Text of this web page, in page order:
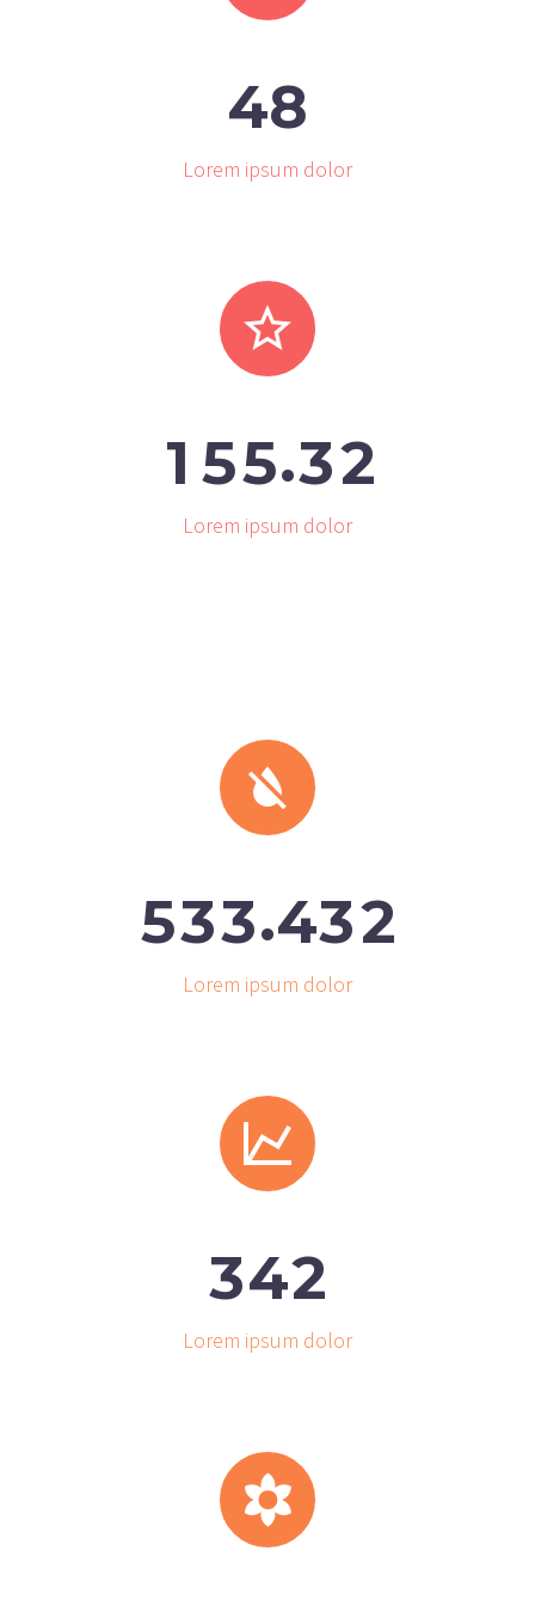
48
Lorem ipsum dolor


1 55.32
Lorem ipsum dolor


533.432
Lorem ipsum dolor


342
Lorem ipsum dolor

